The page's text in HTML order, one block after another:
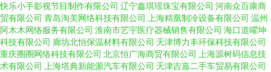
快乐小手影视节目制作有限公司 辽宁鑫琪瑶珠宝有限公司 河南众百康商
贸有限公司 青岛淘美网络科技有限公司 上海精凰制冷设备有限公司 温州
阿木木网络服务有限公司 淮南市艺宇医疗器械销售有限公司 海口道曜坤
科技有限公司 廊坊北恒保温材料有限公司 天津博力丰环保科技有限公司
重庆圈圈网络科技有限公司 北京恒广海商贸有限公司
上海源树码信息技
术有限公司
上海塔典新能源汽车有限公司 天津吉嘉二手车贸易有限公司